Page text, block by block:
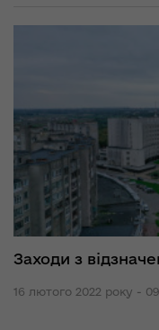
Заходи з
16 лютого 2022 року -